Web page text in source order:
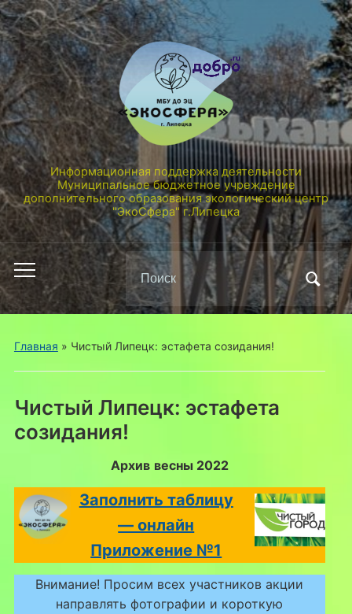
Информационная поддержка деятельности
Муниципальное бюджетное учреждение
дополнительного образования экологический центр
"ЭкоСфера" г.Липецка
Переключить
мобильное
меню
Поиск
по:
Главная » Чистый Липецк: эстафета созидания!
Чистый Липецк: эстафета
созидания!
Архив весны 2022
Заполнить таблицу
— онлайн
Приложение №1
Внимание! Просим всех участников акции
направлять фотографии и короткую